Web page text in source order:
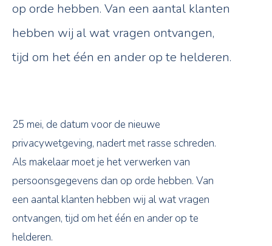
op orde hebben. Van een aantal klanten
hebben wij al wat vragen ontvangen,
tijd om het één en ander op te helderen.
25 mei, de datum voor de nieuwe
privacywetgeving, nadert met rasse schreden.
Als makelaar moet je het verwerken van
persoonsgegevens dan op orde hebben. Van
een aantal klanten hebben wij al wat vragen
ontvangen, tijd om het één en ander op te
helderen.